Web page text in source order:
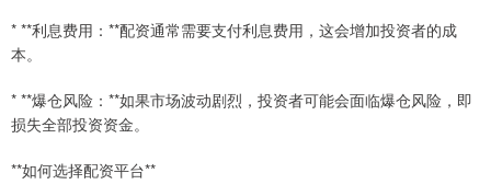
* **利息费用：**配资通常需要支付利息费用，这会增加投资者的成
本。
* **爆仓风险：**如果市场波动剧烈，投资者可能会面临爆仓风险，即
损失全部投资资金。
**如何选择配资平台**